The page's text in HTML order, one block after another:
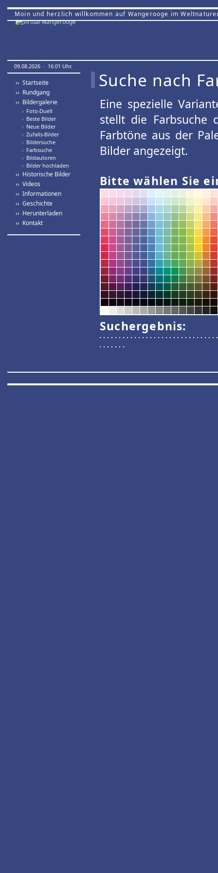
Moin und herzlich willkommen auf Wangerooge im
09.08.2026 · 16:01 Uhr.
›› Startseite
›› Rundgang
›› Bildergalerie
› Foto-Duell
› Beste Bilder
› Neue Bilder
› Zufalls-Bilder
› Bildersuche
› Farbsuche
› Bildautoren
› Bilder hochladen
›› Historische Bilder
›› Videos
›› Informationen
›› Geschichte
›› Herunterladen
›› Kontakt
Suche nach
Eine spezielle
stellt die Farbsuche
Farbtöne aus der
Bilder angezeigt.
Bitte wählen Sie
Suchergebnis: